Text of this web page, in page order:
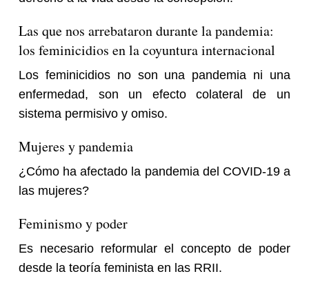
Las que nos arrebataron durante la pandemia:
los feminicidios en la coyuntura internacional
Los feminicidios no son una pandemia ni una
enfermedad, son un efecto colateral de un
sistema permisivo y omiso.
Mujeres y pandemia
¿Cómo ha afectado la pandemia del COVID-19 a
las mujeres?
Feminismo y poder
Es necesario reformular el concepto de poder
desde la teoría feminista en las RRII.